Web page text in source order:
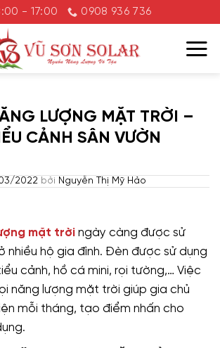
- 17:00 0908 936 736
LƯỢNG MẶT TRỜI –
CẢNH SÂN VƯỜN
2022 bởi Nguyễn Thị Mỹ Hảo
mặt trời ngày càng được sử
nhiều hộ gia đình. Đèn được sử dụng
cảnh, hồ cá mini, rọi tường,… Việc
năng lượng mặt trời giúp gia chủ
mỗi tháng, tạo điểm nhấn cho